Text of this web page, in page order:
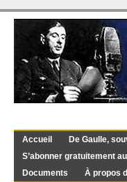
Accueil De Gaulle,
S’abonner gratuitement
Documents
À propos